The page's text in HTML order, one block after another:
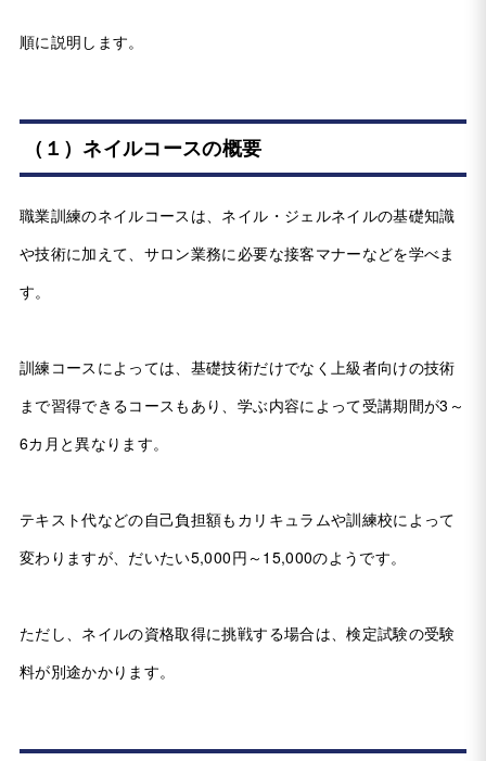
順に説明します。
（１）ネイルコースの概要
職業訓練のネイルコースは、ネイル・ジェルネイルの基礎知識
や技術に加えて、サロン業務に必要な接客マナーなどを学べま
す。
訓練コースによっては、基礎技術だけでなく上級者向けの技術
まで習得できるコースもあり、学ぶ内容によって受講期間が3～
6カ月と異なります。
テキスト代などの自己負担額もカリキュラムや訓練校によって
変わりますが、だいたい5,000円～15,000のようです。
ただし、ネイルの資格取得に挑戦する場合は、検定試験の受験
料が別途かかります。